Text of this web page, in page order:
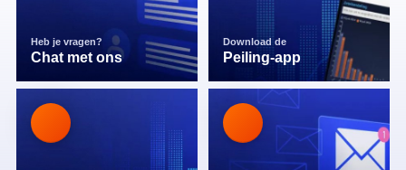
Heb je vragen?
Chat met ons
Download de
Peiling-app